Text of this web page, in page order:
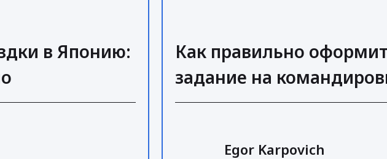
в Японию:
Как правильно
задание на
Egor Karpovich